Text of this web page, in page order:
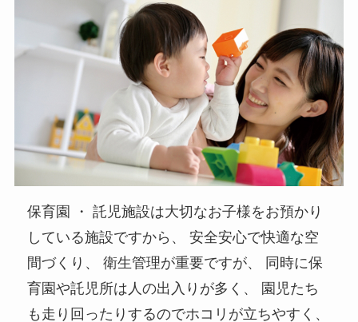
保育園 ・ 託児施設は大切なお子様をお預かり
している施設ですから、 安全安心で快適な空
間づくり、 衛生管理が重要ですが、 同時に保
育園や託児所は人の出入りが多く、 園児たち
も走り回ったりするのでホコリが立ちやすく、